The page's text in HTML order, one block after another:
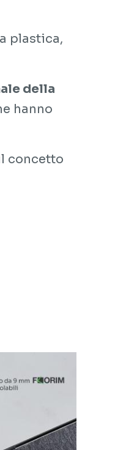
plastica,
della
hanno
concetto